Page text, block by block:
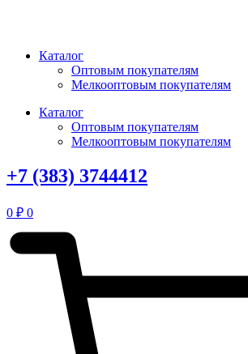
Каталог
Оптовым покупателям
Мелкооптовым покупателям
Каталог
Оптовым покупателям
Мелкооптовым покупателям
+7 (383) 3744412
0 ₽ 0